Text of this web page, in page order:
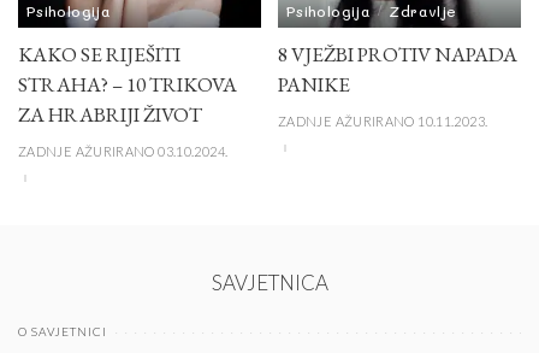
Psihologija
KAKO SE RIJEŠITI
STRAHA? – 10 TRIKOVA
ZA HRABRIJI ŽIVOT
ZADNJE AŽURIRANO 03.10.2024.
Psihologija Zdravlje
8 VJEŽBI PROTIV NAPADA
PANIKE
ZADNJE AŽURIRANO 10.11.2023.
SAVJETNICA
O SAVJETNICI